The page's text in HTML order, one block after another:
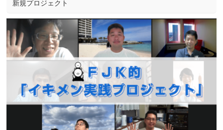
新規プロジェクト